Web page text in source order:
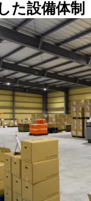
た設備体制